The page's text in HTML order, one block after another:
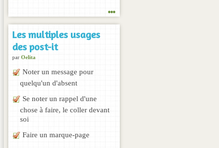
...
Les multiples usages
des post-it
par Oelita
Noter un message pour
quelqu'un d'absent
Se noter un rappel d'une
chose à faire, le coller devant
soi
Faire un marque-page